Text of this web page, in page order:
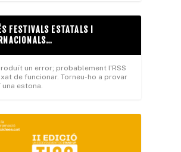
FESTIVALS ESTATALS I
un error; probablement l'RSS
de funcionar. Torneu-ho a provar
una estona.